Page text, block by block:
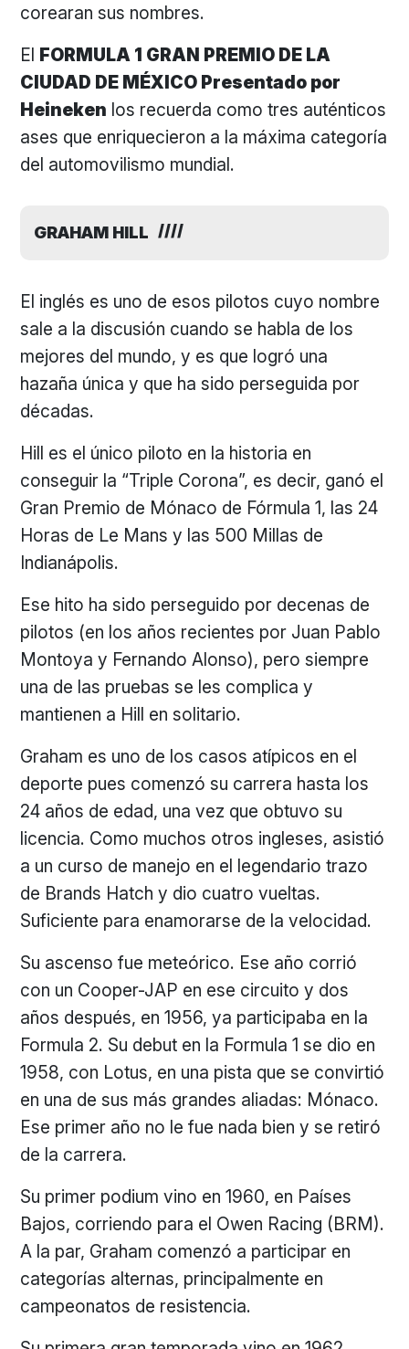
corearan sus nombres.
El FORMULA 1 GRAN PREMIO DE LA
CIUDAD DE MÉXICO Presentado por
Heineken los recuerda como tres auténticos
ases que enriquecieron a la máxima categoría
del automovilismo mundial.
GRAHAM HILL
El inglés es uno de esos pilotos cuyo nombre
sale a la discusión cuando se habla de los
mejores del mundo, y es que logró una
hazaña única y que ha sido perseguida por
décadas.
Hill es el único piloto en la historia en
conseguir la “Triple Corona”, es decir, ganó el
Gran Premio de Mónaco de Fórmula 1, las 24
Horas de Le Mans y las 500 Millas de
Indianápolis.
Ese hito ha sido perseguido por decenas de
pilotos (en los años recientes por Juan Pablo
Montoya y Fernando Alonso), pero siempre
una de las pruebas se les complica y
mantienen a Hill en solitario.
Graham es uno de los casos atípicos en el
deporte pues comenzó su carrera hasta los
24 años de edad, una vez que obtuvo su
licencia. Como muchos otros ingleses, asistió
a un curso de manejo en el legendario trazo
de Brands Hatch y dio cuatro vueltas.
Suficiente para enamorarse de la velocidad.
Su ascenso fue meteórico. Ese año corrió
con un Cooper-JAP en ese circuito y dos
años después, en 1956, ya participaba en la
Formula 2. Su debut en la Formula 1 se dio en
1958, con Lotus, en una pista que se convirtió
en una de sus más grandes aliadas: Mónaco.
Ese primer año no le fue nada bien y se retiró
de la carrera.
Su primer podium vino en 1960, en Países
Bajos, corriendo para el Owen Racing (BRM).
A la par, Graham comenzó a participar en
categorías alternas, principalmente en
campeonatos de resistencia.